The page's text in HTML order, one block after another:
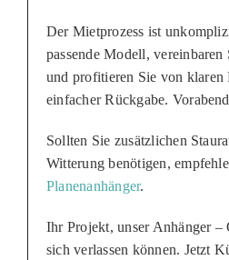
Der Mietprozess ist
passende Modell,
und profitieren Sie von klaren
einfacher Rückgabe.
Sollten Sie zusätzlichen
Witterung benötigen,
Planenanhänger.
Ihr Projekt, unser Anhänger –
sich verlassen können. Jetzt